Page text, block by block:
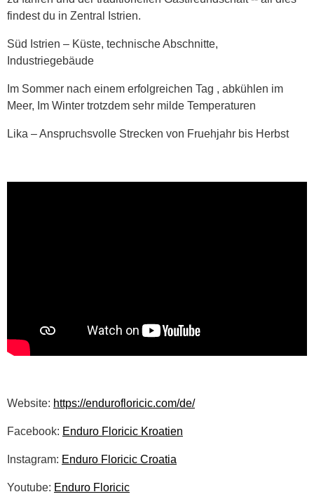
findest du in Zentral Istrien.
Süd Istrien – Küste, technische Abschnitte,
Industriegebäude
Im Sommer nach einem erfolgreichen Tag , abkühlen im
Meer, Im Winter trotzdem sehr milde Temperaturen
Lika – Anspruchsvolle Strecken von Fruehjahr bis Herbst
Website: https://endurofloricic.com/de/
Facebook: Enduro Floricic Kroatien
Instagram: Enduro Floricic Croatia
Youtube: Enduro Floricic